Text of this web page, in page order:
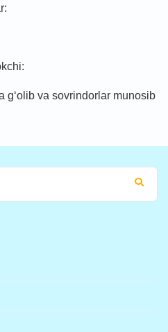
g‘olib va sovrindorlar munosib